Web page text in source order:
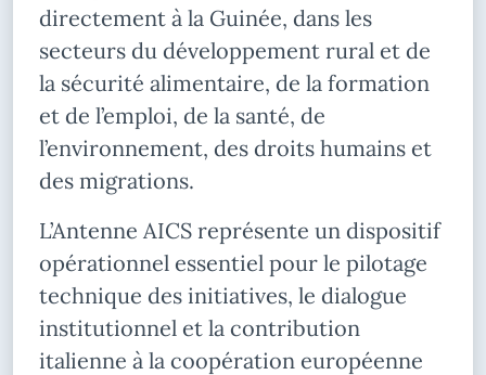
directement à la Guinée, dans les
secteurs du développement rural et de
la sécurité alimentaire, de la formation
et de l’emploi, de la santé, de
l’environnement, des droits humains et
des migrations.
L’Antenne AICS représente un dispositif
opérationnel essentiel pour le pilotage
technique des initiatives, le dialogue
institutionnel et la contribution
italienne à la coopération européenne